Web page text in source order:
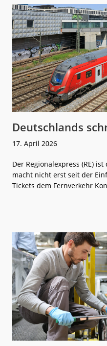
Deutschlands
17. April 2026
Der Regionalexpress (RE)
macht nicht erst seit der
Tickets dem Fernverkehr